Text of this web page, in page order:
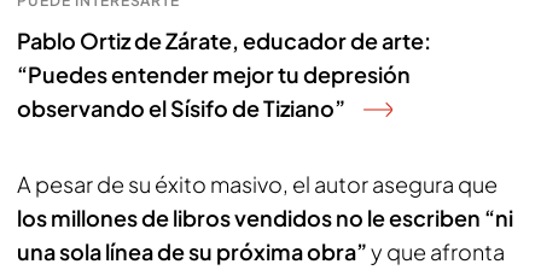
Pablo Ortiz de Zárate, educador de arte:
“Puedes entender mejor tu depresión
observando el Sísifo de Tiziano”
A pesar de su éxito masivo, el autor asegura que
los millones de libros vendidos no le escriben “ni
una sola línea de su próxima obra”y que afronta